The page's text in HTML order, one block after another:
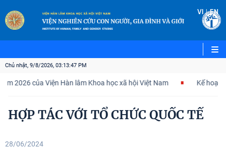
VI |EN
Chủ nhật, 9/8/2026, 03:13:48 PM
Viện Hàn lâm Khoa học xã hội Việt Nam Kế hoạch hành
HỢP TÁC VỚI TỔ CHỨC QUỐC TẾ
28/06/2024